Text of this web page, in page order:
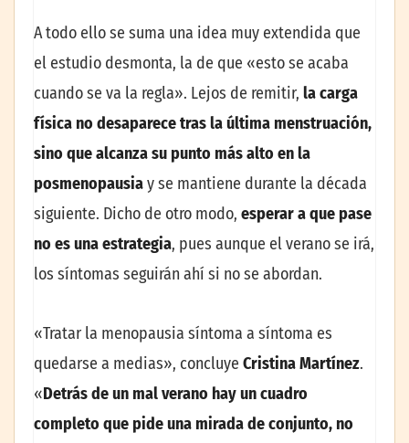
A todo ello se suma una idea muy extendida que
el estudio desmonta, la de que «esto se acaba
cuando se va la regla». Lejos de remitir, la carga
física no desaparece tras la última menstruación,
sino que alcanza su punto más alto en la
posmenopausiay se mantiene durante la década
siguiente. Dicho de otro modo, esperar a que pase
no es una estrategia, pues aunque el verano se irá,
los síntomas seguirán ahí si no se abordan.
«Tratar la menopausia síntoma a síntoma es
quedarse a medias», concluye Cristina Martínez.
«Detrás de un mal verano hay un cuadro
completo que pide una mirada de conjunto, no